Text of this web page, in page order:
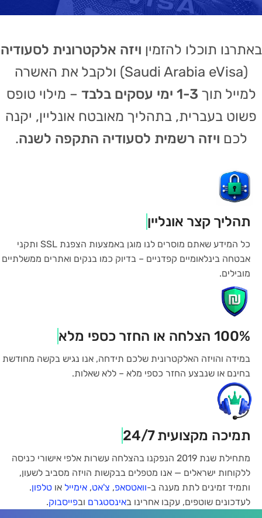
באתרנו תוכלו להזמין ויזה אלקטרונית לסעודיה
(Saudi Arabia eVisa) ולקבל את האשרה
למייל תוך 1-3 ימי עסקים בלבד
– מילוי טופס
פשוט בעברית, בתהליך מאובטח אונליין, יקנה
לכם ויזה רשמית לסעודיה התקפה לשנה.
תהליך קצר אונליין
כל המידע שאתם מוסרים לנו מוגן באמצעות הצפנת SSL ותקני
אבטחה בינלאומיים קפדניים – בדיוק כמו בנקים ואתרים ממשלתיים
מובילים.
100% הצלחה או החזר כספי מלא
במידה והויזה האלקטרונית שלכם תידחה, אנו נגיש בקשה מחודשת
בחינם או שנבצע החזר כספי מלא – ללא שאלות.
תמיכה מקצועית 24/7
מתחילת שנת 2019 הנפקנו בהצלחה עשרות אלפי אישורי כניסה
ללקוחות ישראלים — אנו מטפלים בבקשות הויזה מסביב לשעון,
ותמיד זמינים לתת מענה ב-וואטסאפ, צ'אט, אימייל או טלפון.
לעדכונים שוטפים, עקבו אחרינו באינסטגרם ובפייסבוק.